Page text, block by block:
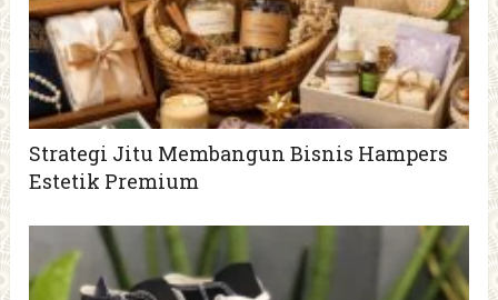
Strategi Jitu Membangun Bisnis Hampers
Estetik Premium